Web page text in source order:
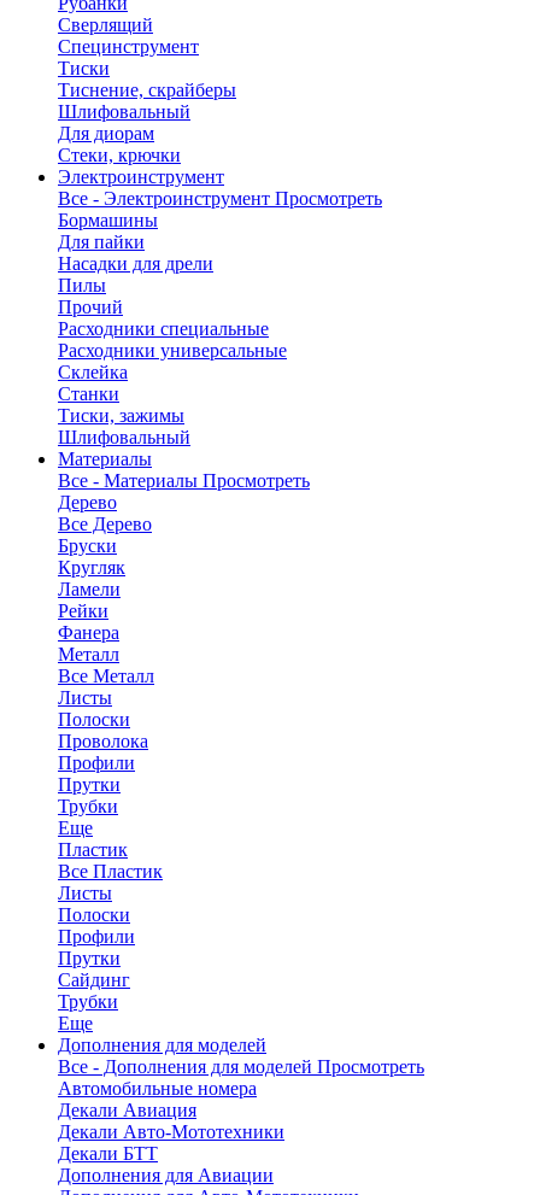
Сверлящий
Специнструмент
Тиски
Тиснение, скрайберы
Шлифовальный
Для диорам
Стеки, крючки
Электроинструмент
Все - Электроинструмент Просмотреть
Бормашины
Для пайки
Насадки для дрели
Пилы
Прочий
Расходники специальные
Расходники универсальные
Склейка
Станки
Тиски, зажимы
Шлифовальный
Материалы
Все - Материалы Просмотреть
Дерево
Все Дерево
Бруски
Кругляк
Ламели
Рейки
Фанера
Металл
Все Металл
Листы
Полоски
Проволока
Профили
Прутки
Трубки
Еще
Пластик
Все Пластик
Листы
Полоски
Профили
Прутки
Сайдинг
Трубки
Еще
Дополнения для моделей
Все - Дополнения для моделей Просмотреть
Автомобильные номера
Декали Авиация
Декали Авто-Мототехники
Декали БТТ
Дополнения для Авиации